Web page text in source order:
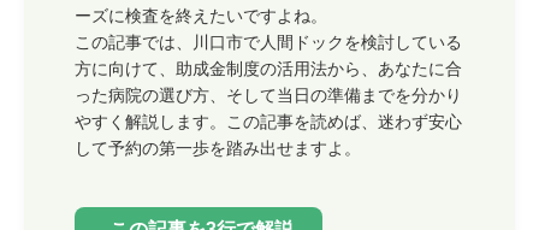
ーズに検査を終えたいですよね。
この記事では、川口市で人間ドックを検討している
方に向けて、助成金制度の活用法から、あなたに合
った病院の選び方、そして当日の準備までを分かり
やすく解説します。この記事を読めば、迷わず安心
して予約の第一歩を踏み出せますよ。